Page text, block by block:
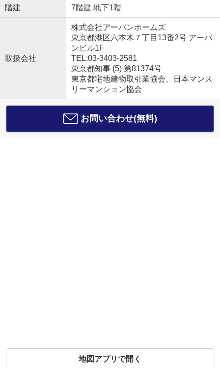
階建 7階建 地下1階
取扱会社
株式会社アーバンホームズ
東京都港区六本木７丁目13番2号 アーバ
ンビル1F
TEL:03-3403-2581
東京都知事 (5) 第81374号
東京都宅地建物取引業協会、日本マンス
リーマンション協会
お問い合わせ(無料)
地図アプリで開く